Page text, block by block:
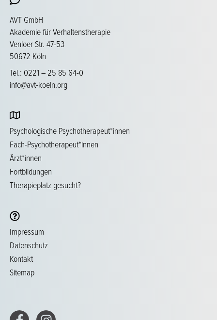
AVT GmbH
Akademie für Verhaltenstherapie
Venloer Str. 47-53
50672 Köln
Tel.: 0221 – 25 85 64-0
info@avt-koeln.org
Psychologische Psychotherapeut*innen
Fach-Psychotherapeut*innen
Ärzt*innen
Fortbildungen
Therapieplatz gesucht?
Impressum
Datenschutz
Kontakt
Sitemap